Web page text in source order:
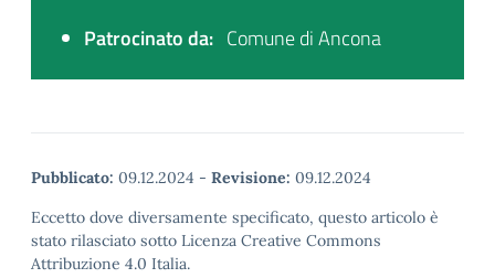
Patrocinato da: Comune di Ancona
Pubblicato: 09.12.2024 - Revisione: 09.12.2024
Eccetto dove diversamente specificato, questo articolo è
stato rilasciato sotto Licenza Creative Commons
Attribuzione 4.0 Italia.